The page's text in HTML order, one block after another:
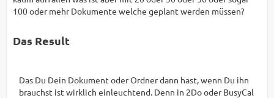
100 oder mehr Dokumente welche geplant werden müssen?
Das Result
Das Du Dein Dokument oder Ordner dann hast, wenn Du ihn
brauchst ist wirklich einleuchtend. Denn in 2Do oder BusyCal